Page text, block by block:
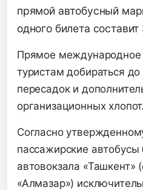
прямой автобусный
одного билета
Прямое международное
туристам добираться
пересадок и
организационных хлопот.
Согласно
пассажирские автобусы
автовокзала «Ташкент»
«Алмазар»)